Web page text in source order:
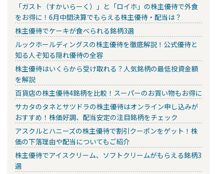
「ガスト（すかいらーく）」と「ロイホ」の株主優待で外食
をお得に！6月中間決算でもらえる株主優待・配当は？
株主優待でケーキが食べられる銘柄3選
ルックホールディングスの株主優待を徹底解説！公式優待と
知る人ぞ知る隠れ優待の全容
株主優待はいくらから受け取れる？人気銘柄の最低投資金額
を解説
百貨店の株主優待4銘柄を比較！スーパーのお買い物もお得に
サカタのタネとサツドラの株主優待はオンライン申し込みが
おすすめ！株価好調、配当安定の注目銘柄をチェック
アスクルとハニーズの株主優待で割引クーポンをゲット！株
価の下落理由や配当についてもご紹介
株主優待でアイスクリーム、ソフトクリームがもらえる銘柄3
選